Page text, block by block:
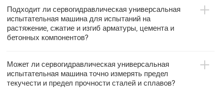
Подходит ли сервогидравлическая универсальная
испытательная машина для испытаний на
растяжение, сжатие и изгиб арматуры, цемента и
бетонных компонентов?
Может ли сервогидравлическая универсальная
испытательная машина точно измерять предел
текучести и предел прочности сталей и сплавов?